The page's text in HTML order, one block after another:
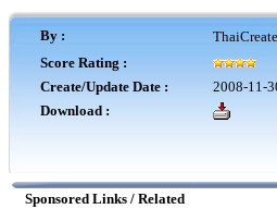
By :
Score Rating :
Create/Update Date :
2008-11-
Download :
Sponsored Links / Related